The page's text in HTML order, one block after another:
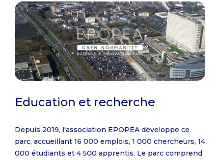
Education et recherche
Depuis 2019, l'association EPOPEA développe ce
parc, accueillant 16 000 emplois, 1 000 chercheurs, 14
000 étudiants et 4 500 apprentis. Le parc comprend